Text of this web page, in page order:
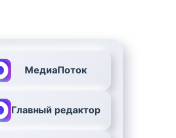
МедиаПоток
Главный редактор